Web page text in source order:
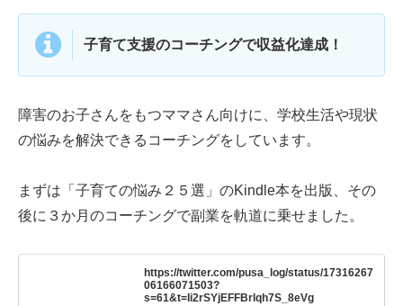
子育て支援のコーチングで収益化達成！
障害のお子さんをもつママさん向けに、学校生活や現状
の悩みを解決できるコーチングをしています。
まずは「子育ての悩み２５選」のKindle本を出版、その
後に３か月のコーチングで副業を軌道に乗せました。
https://twitter.com/pusa_log/status/17316267
06166071503?
s=61&t=Ii2rSYjEFFBrlqh7S_8eVg